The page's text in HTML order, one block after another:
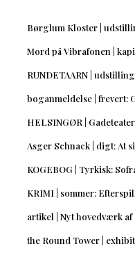
Børglum Kloster |
Mord på Vibrafonen |
RUNDETAARN |
boganmeldelse | frevert:
HELSINGØR |
Asger Schnack | digt: At
KOGEBOG | Tyrkisk:
KRIMI | sommer:
artikel | Nyt hovedværk
the Round Tower |